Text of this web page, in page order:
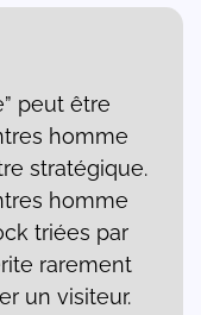
peut être
homme
stratégique.
homme
triées par
rarement
un visiteur.